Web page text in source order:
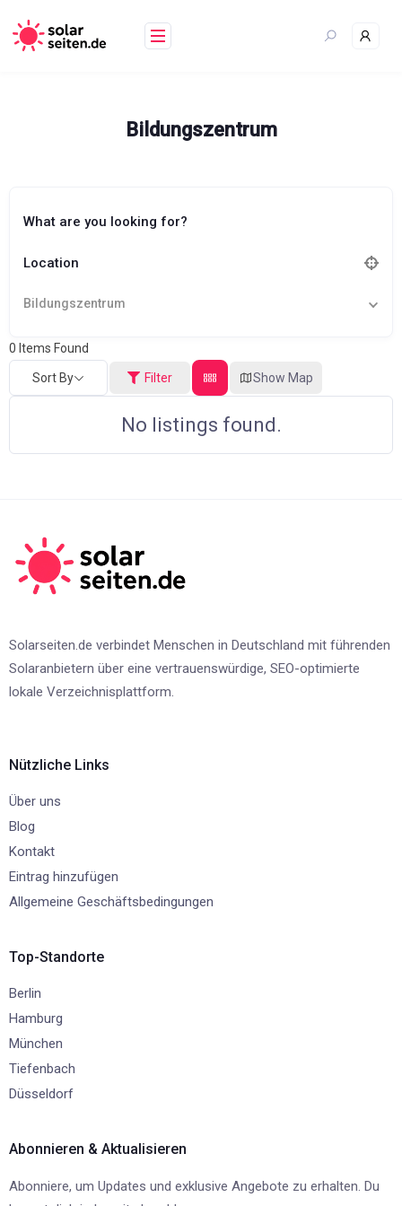
content
Bildungszentrum
What are you looking for?
Location
Bildungszentrum
0 Items Found
Sort By Filter Show Map
No listings found.
Solarseiten.de verbindet Menschen in Deutschland mit führenden
Solaranbietern über eine vertrauenswürdige, SEO-optimierte
lokale Verzeichnisplattform.
Nützliche Links
Über uns
Blog
Kontakt
Eintrag hinzufügen
Allgemeine Geschäftsbedingungen
Top-Standorte
Berlin
Hamburg
München
Tiefenbach
Düsseldorf
Abonnieren & Aktualisieren
Abonniere, um Updates und exklusive Angebote zu erhalten. Du